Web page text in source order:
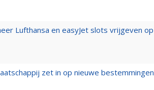
Lufthansa en easyJet slots vrijgeven op
zet in op nieuwe bestemmingen